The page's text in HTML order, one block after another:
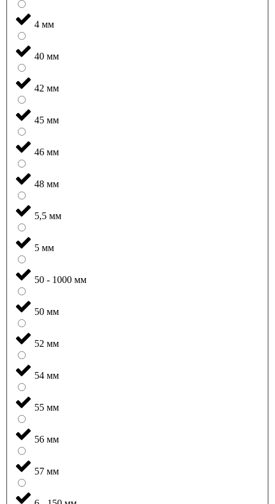
4 мм
40 мм
42 мм
45 мм
46 мм
48 мм
5,5 мм
5 мм
50 - 1000 мм
50 мм
52 мм
54 мм
55 мм
56 мм
57 мм